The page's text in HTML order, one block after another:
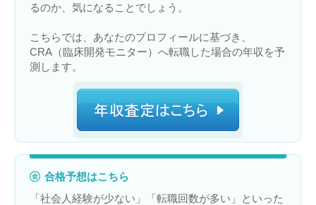
るのか、気になることでしょう。
こちらでは、あなたのプロフィールに基づき、
CRA（臨床開発モニター）へ転職した場合の年収を予
測します。
合格予想はこちら
「社会人経験が少ない」「転職回数が多い」といった